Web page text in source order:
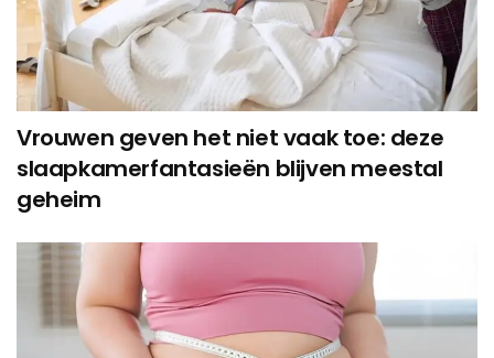
Vrouwen geven het niet vaak toe: deze
slaapkamerfantasieën blijven meestal
geheim